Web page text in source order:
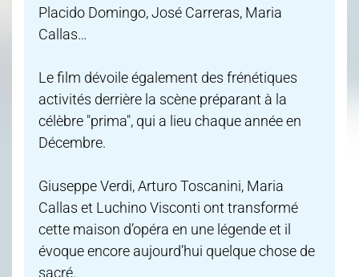
Placido Domingo, José Carreras, Maria
Callas…
Le film dévoile également des frénétiques
activités derrière la scène préparant à la
célèbre "prima", qui a lieu chaque année en
Décembre.
Giuseppe Verdi, Arturo Toscanini, Maria
Callas et Luchino Visconti ont transformé
cette maison d’opéra en une légende et il
évoque encore aujourd’hui quelque chose de
sacré.